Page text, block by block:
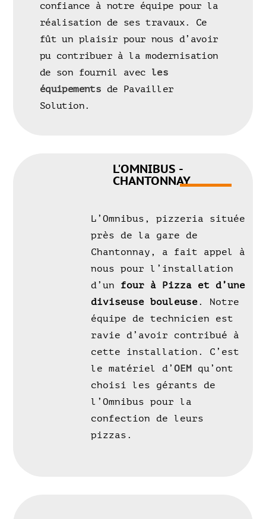
confiance à notre équipe pour la
réalisation de ses travaux. Ce
fût un plaisir pour nous d’avoir
pu contribuer à la modernisation
de son fournil avec les
équipements de Pavailler
Solution.
L'OMNIBUS -
CHANTONNAY
L’Omnibus, pizzeria située
près de la gare de
Chantonnay, a fait appel à
nous pour l’installation
d’un four à Pizza et d’une
diviseuse bouleuse. Notre
équipe de technicien est
ravie d’avoir contribué à
cette installation. C’est
le matériel d’ OEM qu’ont
choisi les gérants de
l’Omnibus pour la
confection de leurs
pizzas.